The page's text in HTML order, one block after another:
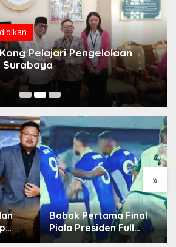
Pelajari Pengelolaan
Surabaya
»
Babak Pertama Final
Piala Presiden Full
Tegang, Skor Masih